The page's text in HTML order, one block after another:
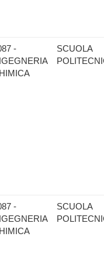
-
SCUOLA
-
SCUOLA